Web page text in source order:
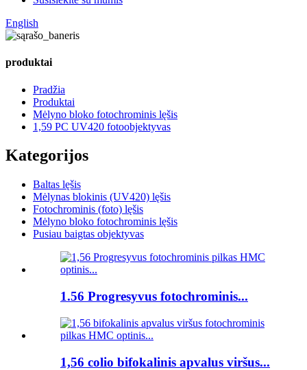
English
produktai
Pradžia
Produktai
Mėlyno bloko fotochrominis lęšis
1,59 PC UV420 fotoobjektyvas
Kategorijos
Baltas lęšis
Mėlynas blokinis (UV420) lęšis
Fotochrominis (foto) lęšis
Mėlyno bloko fotochrominis lęšis
Pusiau baigtas objektyvas
1.56 Progresyvus fotochrominis...
1,56 colio bifokalinis apvalus viršus...